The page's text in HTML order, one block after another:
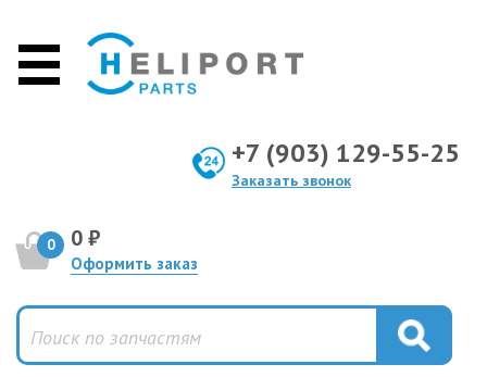
+7 (903) 129-55-25
Заказать звонок
0 0 ₽
Оформить заказ